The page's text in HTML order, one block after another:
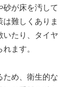
砂が床を汚して
難しくありま
いたり、タイヤ
ます。
ため、衛生的な